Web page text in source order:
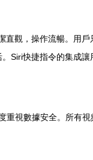
直觀，操作流暢。用
Siri快捷指令的集成
重視數據安全。所有